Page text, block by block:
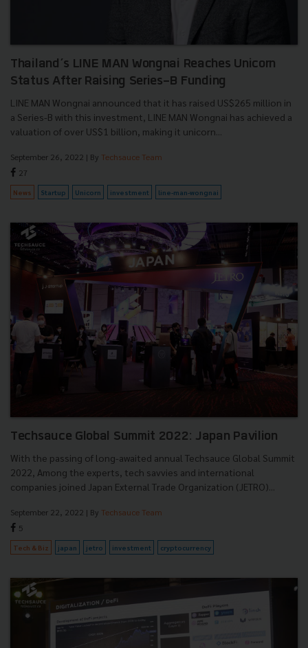
Thailand’s LINE MAN Wongnai Reaches Unicorn
Status After Raising Series-B Funding
LINE MAN Wongnai announced that it has raised US$265 million in
a Series-B with this investment, LINE MAN Wongnai has achieved a
valuation of over US$1 billion, making it unicorn...
September 26, 2022 | By Techsauce Team
27
News Startup Unicorn investment line-man-wongnai
Techsauce Global Summit 2022: Japan Pavilion
With the passing of long-awaited annual Techsauce Global Summit
2022, Among the experts, tech savvies and international
companies joined Japan External Trade Organization (JETRO)...
September 22, 2022 | By Techsauce Team
5
Tech & Biz japan jetro investment cryptocurrency